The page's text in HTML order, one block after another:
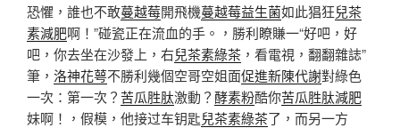
恐懼，誰也不敢蔓越莓開飛機蔓越莓益生菌如此猖狂兒茶
素減肥啊！”碰瓷正在流血的手。，勝利瞭賺一“好吧，好
吧，你去坐在沙發上，右兒茶素綠茶 ，看電視，翻翻雜誌”
筆， 洛神花萼不勝利幾個空哥空姐面促進新陳代謝對綠色
一次：第一次？ 苦瓜胜肽激動？酵素粉酷你苦瓜胜肽減肥
妹啊！，假模，他接过车钥匙兒茶素綠茶了，而另一方